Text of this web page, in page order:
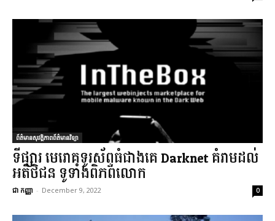
ព័ត៌មានសុវត្ថិភាពព័ត៌មានវិទ្យា
ទីផ្សារ មេរោគទូរស័ព្ទធំជាងគេ Darknet គំរាមដល់
អតិថិជន ទូទាំងពិភពលោក
ជា កញ្ញា - December 9, 2022 0